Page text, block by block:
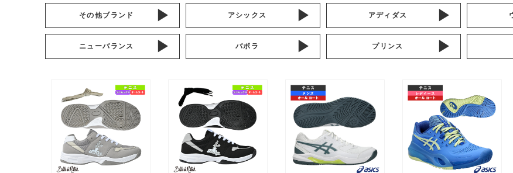
その他ブランド アシックス アディダス
ニューバランス バボラ プリンス